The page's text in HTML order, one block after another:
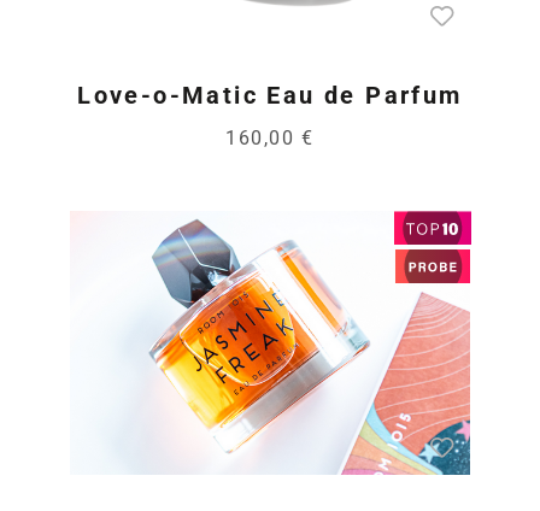
Love-o-Matic Eau de Parfum
160,00 €